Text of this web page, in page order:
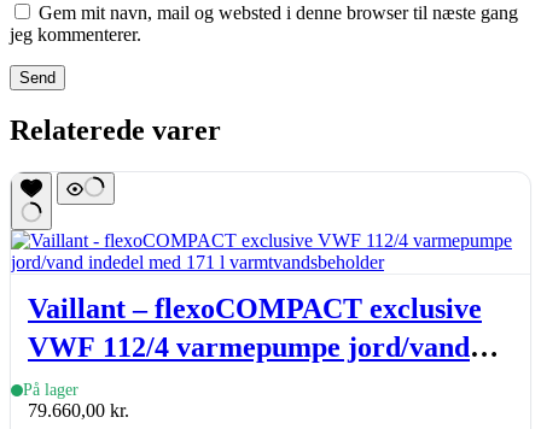
Gem mit navn, mail og websted i denne browser til næste gang
jeg kommenterer.
Send
Relaterede varer
Vaillant – flexoCOMPACT exclusive
VWF 112/4 varmepumpe jord/vand
indedel med 171 l varmtvandsbeholder
På lager
79.660,00 kr.